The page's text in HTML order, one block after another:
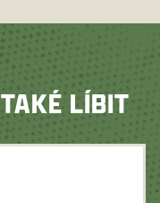
LÍBIT